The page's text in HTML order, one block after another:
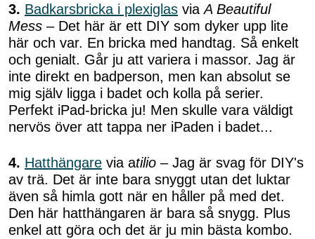
3. Badkarsbricka i plexiglas viaA Beautiful
Mess – Det här är ett DIY som dyker upp lite
här och var. En bricka med handtag. Så enkelt
och genialt. Går ju att variera i massor. Jag är
inte direkt en badperson, men kan absolut se
mig själv ligga i badet och kolla på serier.
Perfekt iPad-bricka ju! Men skulle vara väldigt
nervös över att tappa ner iPaden i badet...
4. Hatthängare via atilio – Jag är svag för DIY's
av trä. Det är inte bara snyggt utan det luktar
även så himla gott när en håller på med det.
Den här hatthängaren är bara så snygg. Plus
enkel att göra och det är ju min bästa kombo.